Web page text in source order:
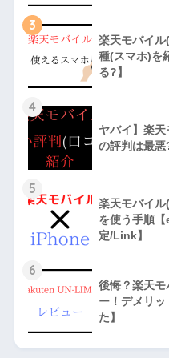
3
楽天モバイ
種(スマホ)を
る?】
4
ヤバイ】楽
の評判は最悪
5
楽天モバイ
を使う手順
定/Link】
6
後悔？楽天モ
ー！デメリ
た】